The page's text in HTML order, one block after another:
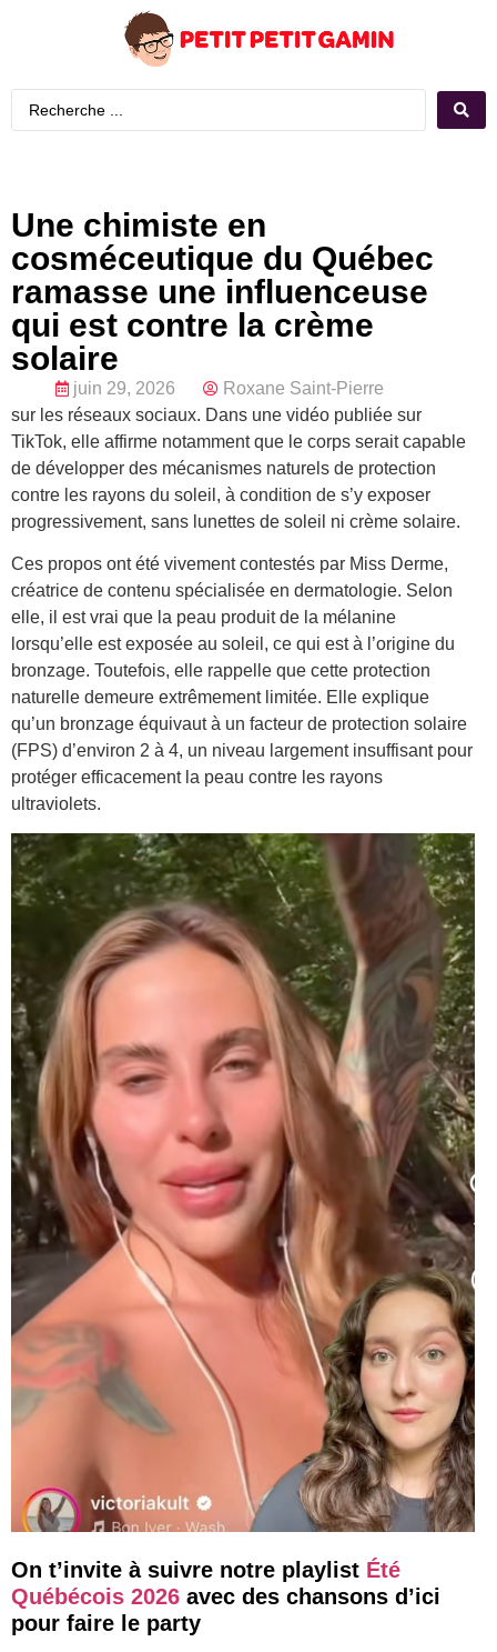
Une chimiste en
cosméceutique du Québec
ramasse une influenceuse
qui est contre la crème
solaire
juin 29, 2026
Roxane Saint-Pierre
sur les réseaux sociaux. Dans une vidéo publiée sur
TikTok, elle affirme notamment que le corps serait capable
de développer des mécanismes naturels de protection
contre les rayons du soleil, à condition de s’y exposer
progressivement, sans lunettes de soleil ni crème solaire.
Ces propos ont été vivement contestés par Miss Derme,
créatrice de contenu spécialisée en dermatologie. Selon
elle, il est vrai que la peau produit de la mélanine
lorsqu’elle est exposée au soleil, ce qui est à l’origine du
bronzage. Toutefois, elle rappelle que cette protection
naturelle demeure extrêmement limitée. Elle explique
qu’un bronzage équivaut à un facteur de protection solaire
(FPS) d’environ 2 à 4, un niveau largement insuffisant pour
protéger efficacement la peau contre les rayons
ultraviolets.
On t’invite à suivre notre playlist Été
Québécois 2026 avec des chansons d’ici
pour faire le party